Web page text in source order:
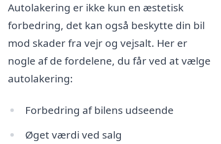
Autolakering er ikke kun en æstetisk
forbedring, det kan også beskytte din bil
mod skader fra vejr og vejsalt. Her er
nogle af de fordelene, du får ved at vælge
autolakering:
Forbedring af bilens udseende
Øget værdi ved salg